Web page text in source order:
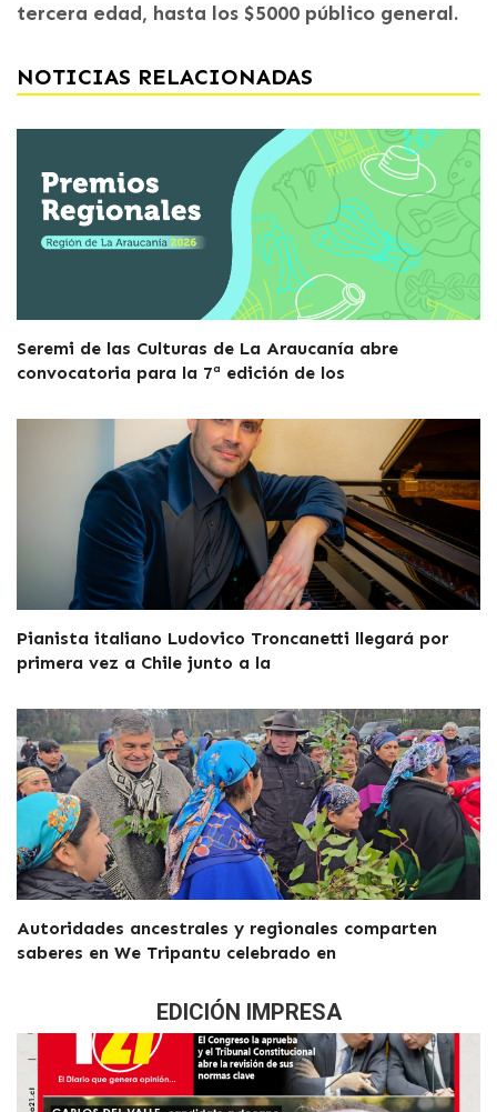
tercera edad, hasta los $5000 público general.
NOTICIAS RELACIONADAS
Seremi de las Culturas de La Araucanía abre
convocatoria para la 7ª edición de los
Pianista italiano Ludovico Troncanetti llegará por
primera vez a Chile junto a la
Autoridades ancestrales y regionales comparten
saberes en We Tripantu celebrado en
EDICIÓN IMPRESA